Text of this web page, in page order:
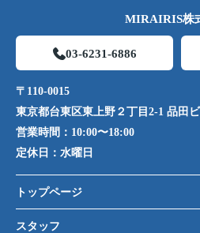
MIRAIRIS株
03-6231-6886
〒110-0015
東京都台東区東上野２丁目2-1 品田
営業時間： 10:00〜18:00
定休日： 水曜日
トップページ
スタッフ